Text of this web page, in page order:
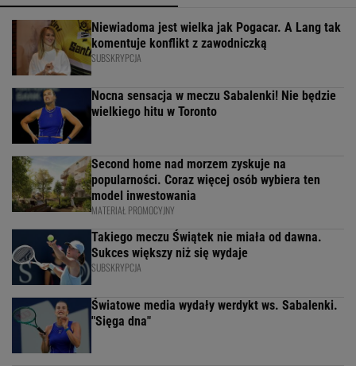
Niewiadoma jest wielka jak Pogacar. A Lang tak
komentuje konflikt z zawodniczką
SUBSKRYPCJA
Nocna sensacja w meczu Sabalenki! Nie będzie
wielkiego hitu w Toronto
Second home nad morzem zyskuje na
popularności. Coraz więcej osób wybiera ten
model inwestowania
MATERIAŁ PROMOCYJNY
Takiego meczu Świątek nie miała od dawna.
Sukces większy niż się wydaje
SUBSKRYPCJA
Światowe media wydały werdykt ws. Sabalenki.
"Sięga dna"